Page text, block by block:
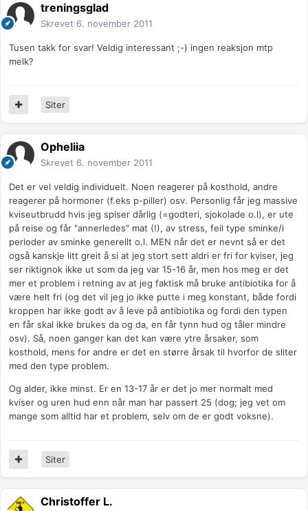
treningsglad
Skrevet 6. november 2011
Tusen takk for svar! Veldig interessant ;-) ingen reaksjon mtp
melk?
Siter
Opheliia
Skrevet 6. november 2011
Det er vel veldig individuelt. Noen reagerer på kosthold, andre
reagerer på hormoner (f.eks p-piller) osv. Personlig får jeg massive
kviseutbrudd hvis jeg spiser dårlig (=godteri, sjokolade o.l), er ute
på reise og får "annerledes" mat (!), av stress, feil type sminke/i
perioder av sminke generellt o.l. MEN når det er nevnt så er det
også kanskje litt greit å si at jeg stort sett aldri er fri for kviser, jeg
ser riktignok ikke ut som da jeg var 15-16 år, men hos meg er det
mer et problem i retning av at jeg faktisk må bruke antibiotika for å
være helt fri (og det vil jeg jo ikke putte i meg konstant, både fordi
kroppen har ikke godt av å leve på antibiotika og fordi den typen
en får skal ikke brukes da og da, en får tynn hud og tåler mindre
osv). Så, noen ganger kan det kan være ytre årsaker, som
kosthold, mens for andre er det en større årsak til hvorfor de sliter
med den type problem.
Og alder, ikke minst. Er en 13-17 år er det jo mer normalt med
kviser og uren hud enn når man har passert 25 (dog; jeg vet om
mange som alltid har et problem, selv om de er godt voksne).
Siter
Christoffer L.